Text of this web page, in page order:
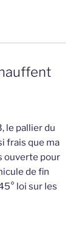
le pallier du
frais que ma
ouverte pour
de fin
loi sur les